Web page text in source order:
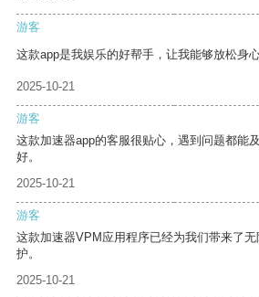
游客
这款app是我娱乐的好帮手，让我能够放松身
2025-10-21
游客
这款加速器app的客服很贴心，遇到问题都能
好。
2025-10-21
游客
这款加速器VPM应用程序已经为我们带来了
护。
2025-10-21